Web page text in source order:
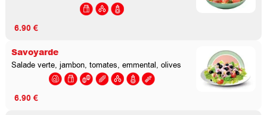
6.90 €
Savoyarde
Salade verte, jambon, tomates, emmental, olives
6.90 €